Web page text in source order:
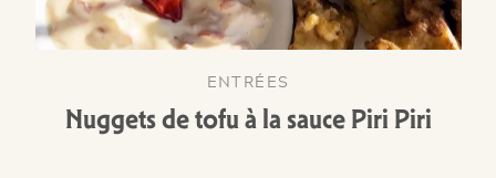
ENTRÉES
Nuggets de tofu à la sauce Piri Piri